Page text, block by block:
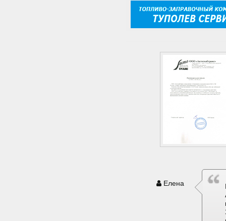
Елена